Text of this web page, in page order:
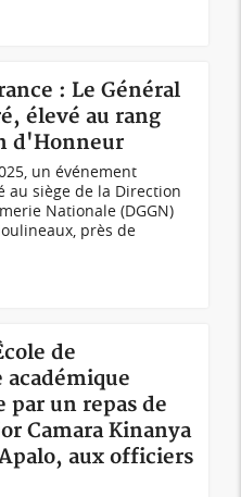
: Le Général
élevé au rang
d'Honneur
un événement
au siège de la Direction
Nationale (DGGN)
près de
de
par un repas de
Camara Kinanya
aux officiers